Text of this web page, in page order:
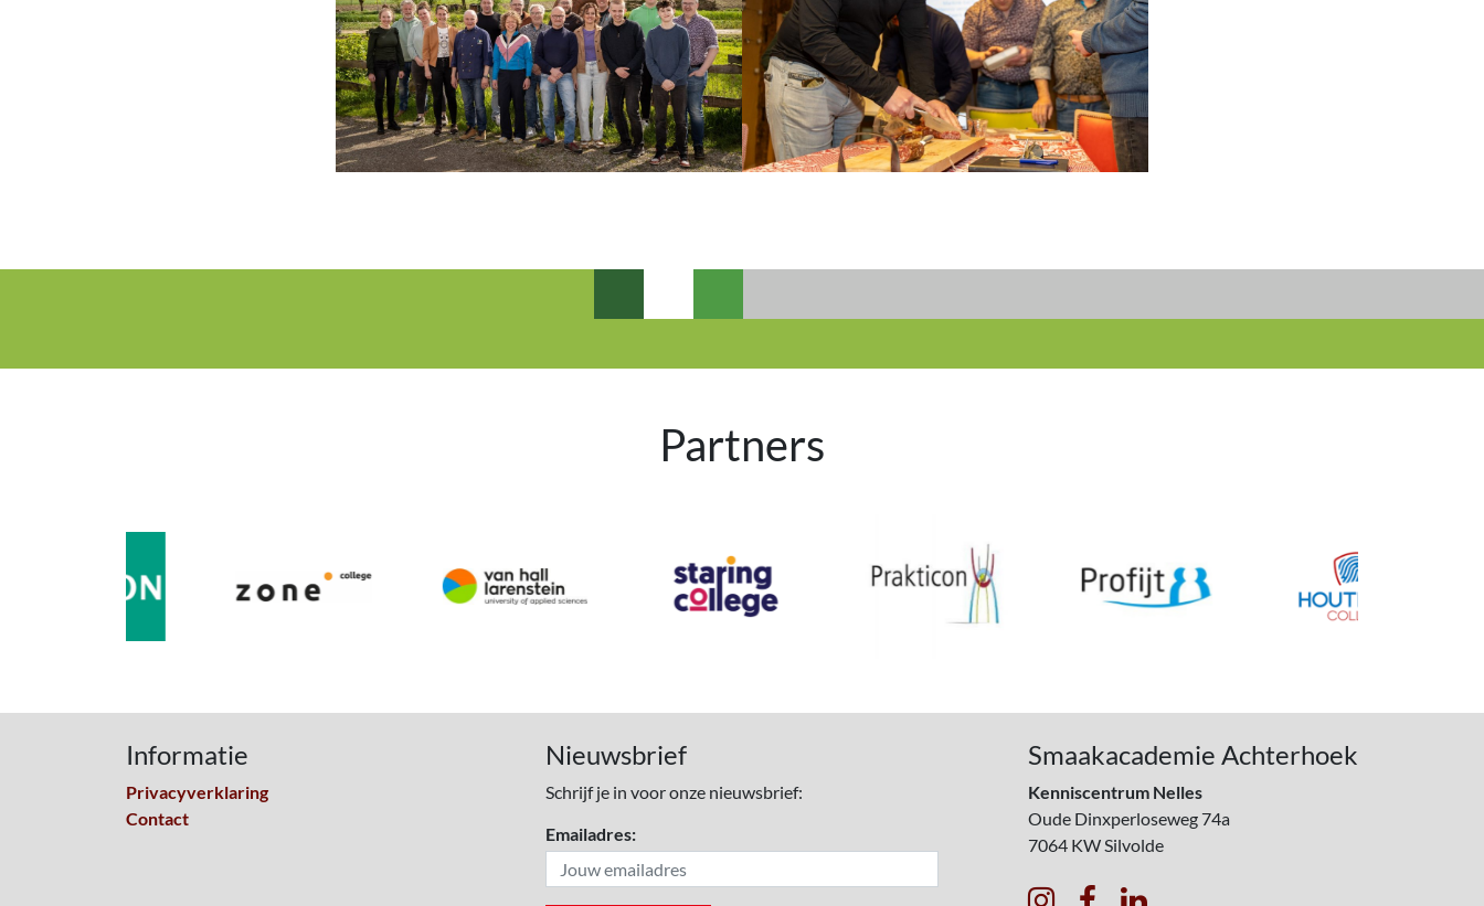
Partners
Informatie
Privacyverklaring
Contact
Nieuwsbrief
Schrijf je in voor onze nieuwsbrief:
Emailadres:
Smaakacademie Achterhoek
Kenniscentrum Nelles
Oude Dinxperloseweg 74a
7064 KWSilvolde